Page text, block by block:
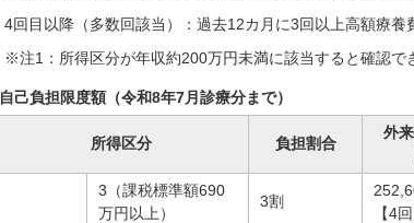
4回目以降（多数回該当）：過去12カ月に3回以上高額療養
※注1：所得区分が年収約200万円未満に該当すると確認で
自己負担限度額（令和8年7月診療分まで）
所得区分 負担割合
外
3（課税標準額690
万円以上）
3割
【4